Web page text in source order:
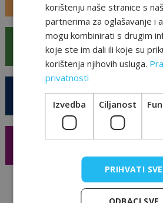
kino i
Gastro
restorani i caffe
Business
hotel i
Shopping
poznati
korištenju naše stranice s
partnerima za oglašavanje i
mogu kombinirati s drugim
koje ste im dali ili koje su
korištenja njihovih usluga.
privatnosti
Izvedba Ciljanost
PRIHVATI SVE
ODBACI SVE